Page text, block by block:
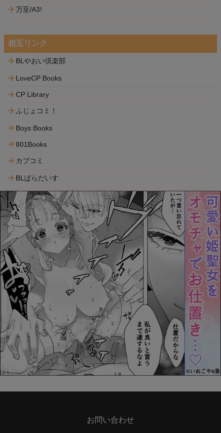
万至/A3!
相互リンク
BLやおい倶楽部
LoveCP Books
CP Library
ふじょコミ！
Boys Books
801Books
カプコミ
BLぱらだいす
お問い合わせ